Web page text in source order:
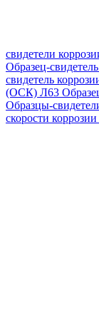
свидетели
Образец-
свидетель
(ОСК) Л63
Образцы-
скорости коррозии